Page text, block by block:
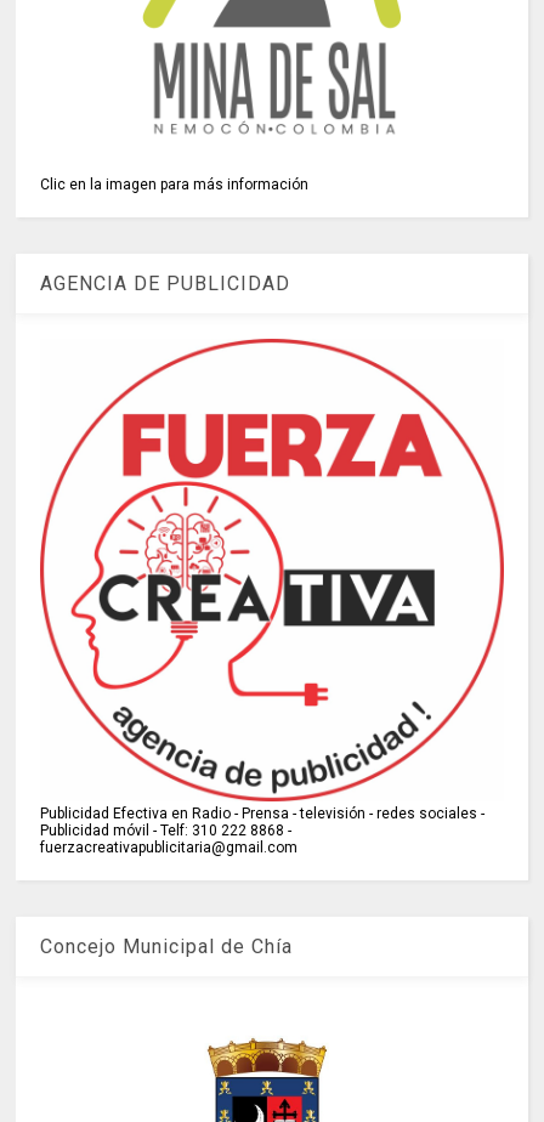
Clic en la imagen para más información
AGENCIA DE PUBLICIDAD
Publicidad Efectiva en Radio - Prensa - televisión - redes sociales -
Publicidad móvil - Telf: 310 222 8868 -
fuerzacreativapublicitaria@gmail.com
Concejo Municipal de Chía